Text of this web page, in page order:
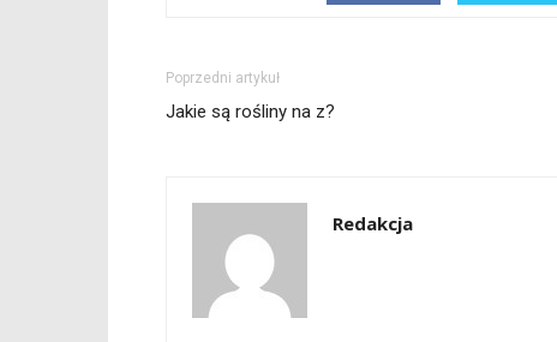
Poprzedni artykuł
Jakie są rośliny na z?
Redakcja